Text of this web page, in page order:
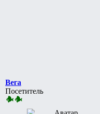
Вега
Посетитель